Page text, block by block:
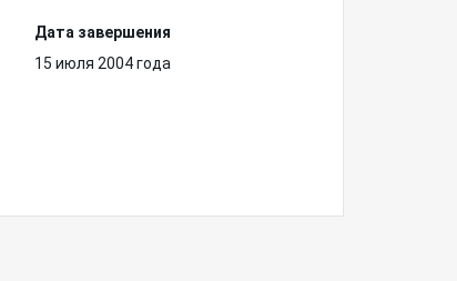
Дата завершения
15 июля 2004 года